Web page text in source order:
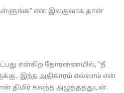
என இலகுவாக தான்
என்கிற தோரணையில், “நீ
இந்த அதிகாரம் எல்லாம் என்
திமிர் கலந்த அழுத்தத்துடன்.